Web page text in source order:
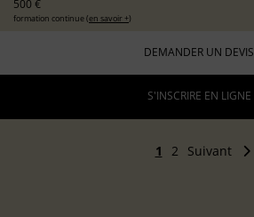
500 €
formation continue (en savoir +)
DEMANDER UN DEVIS
S'INSCRIRE EN LIGNE
1 2 Suivant